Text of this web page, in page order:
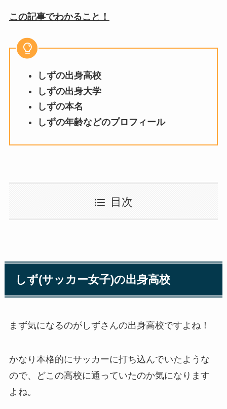
この記事でわかること！
しずの出身高校
しずの出身大学
しずの本名
しずの年齢などのプロフィール
目次
しず(サッカー女子)の出身高校
まず気になるのがしずさんの出身高校ですよね！
かなり本格的にサッカーに打ち込んでいたような
ので、どこの高校に通っていたのか気になります
よね。